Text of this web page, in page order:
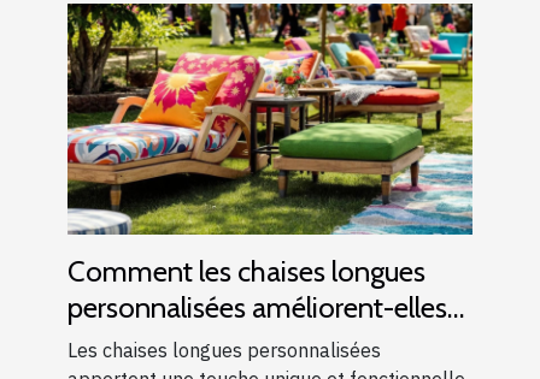
Comment les chaises longues
personnalisées améliorent-elles
les événements ?
Les chaises longues personnalisées